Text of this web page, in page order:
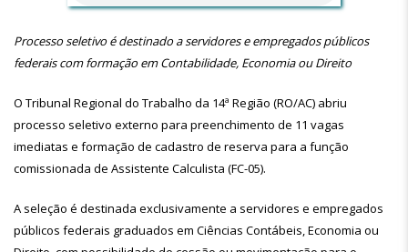
Processo seletivo é destinado a servidores e empregados públicos
federais com formação em Contabilidade, Economia ou Direito
O Tribunal Regional do Trabalho da 14ª Região (RO/AC) abriu
processo seletivo externo para preenchimento de 11 vagas
imediatas e formação de cadastro de reserva para a função
comissionada de Assistente Calculista (FC-05).
A seleção é destinada exclusivamente a servidores e empregados
públicos federais graduados em Ciências Contábeis, Economia ou